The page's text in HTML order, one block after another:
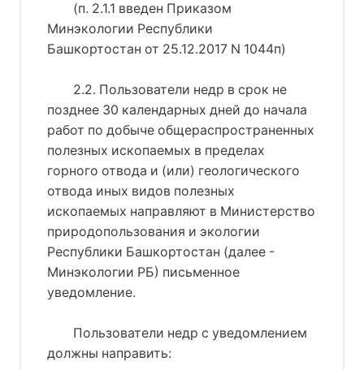
(п. 2.1.1 введен Приказом
Минэкологии Республики
Башкортостан от 25.12.2017 N 1044п)
2.2. Пользователи недр в срок не
позднее 30 календарных дней до начала
работ по добыче общераспространенных
полезных ископаемых в пределах
горного отвода и (или) геологического
отвода иных видов полезных
ископаемых направляют в Министерство
природопользования и экологии
Республики Башкортостан (далее -
Минэкологии РБ) письменное
уведомление.
Пользователи недр с уведомлением
должны направить: